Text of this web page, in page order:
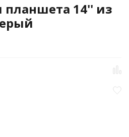
планшета 14'' из